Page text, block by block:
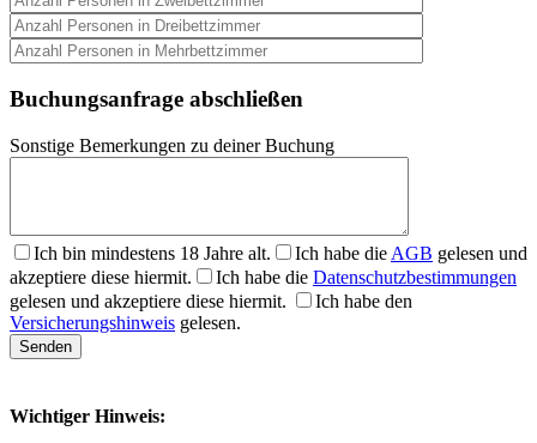
Buchungsanfrage abschließen
Sonstige Bemerkungen zu deiner Buchung
Ich bin mindestens 18 Jahre alt. Ich habe die AGB gelesen und
akzeptiere diese hiermit.
Ich habe die Datenschutzbestimmungen
gelesen und akzeptiere diese hiermit.
Ich habe den
Versicherungshinweis gelesen.
Wichtiger Hinweis: